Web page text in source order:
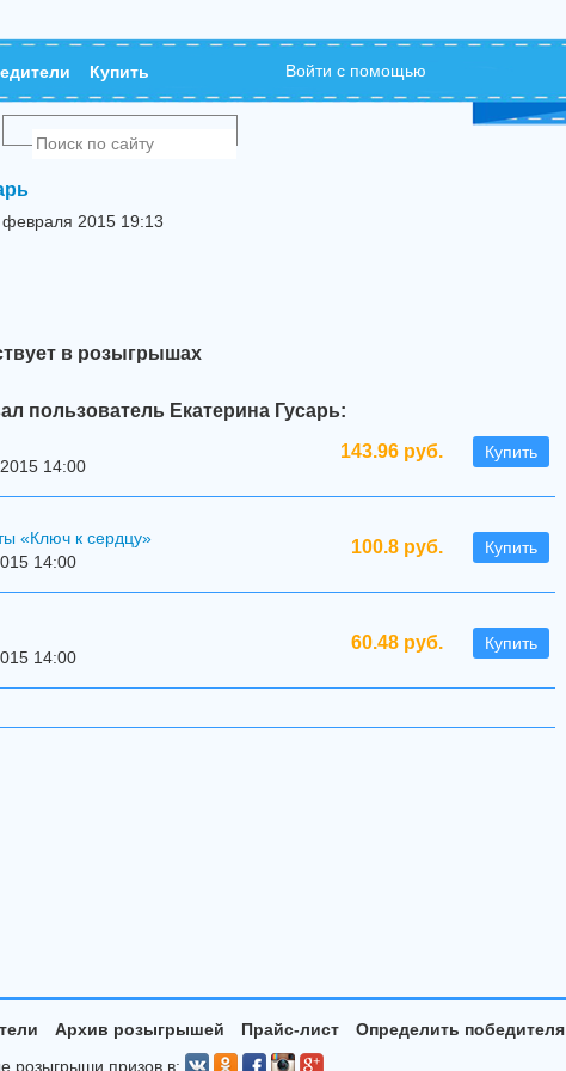
Купить Войти с помощью
февраля 2015 19:13
в розыгрышах
пользователь Екатерина Гусарь:
143.96 руб. Купить
14:00
100.8 руб. Купить
«Ключ к сердцу»
14:00
60.48 руб. Купить
14:00
Архив розыгрышей Прайс-лист Определить победителя
розыгрыши призов в: